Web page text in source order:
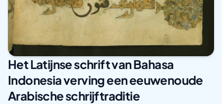
Het Latijnse schrift van Bahasa
Indonesia verving een eeuwenoude
Arabische schrijftraditie